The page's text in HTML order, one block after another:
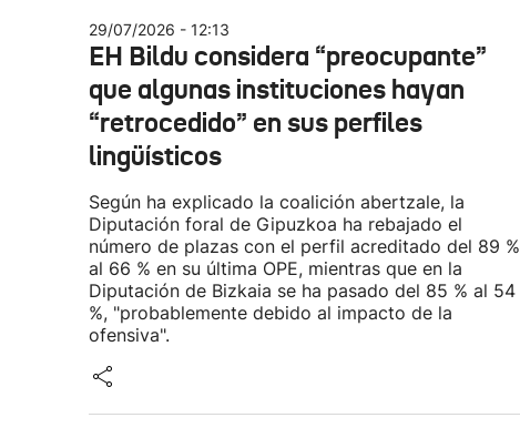
29/07/2026 - 12:13
EH Bildu considera “preocupante”
que algunas instituciones hayan
“retrocedido” en sus perfiles
lingüísticos
Según ha explicado la coalición abertzale, la
Diputación foral de Gipuzkoa ha rebajado el
número de plazas con el perfil acreditado del 89 %
al 66 % en su última OPE, mientras que en la
Diputación de Bizkaia se ha pasado del 85 % al 54
%, "probablemente debido al impacto de la
ofensiva".